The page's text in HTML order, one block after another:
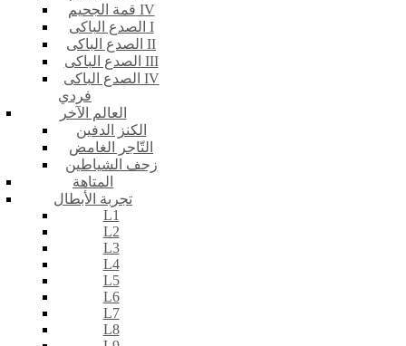
قمة الجحيم IV
الصدع الباكى I
الصدع الباكى II
الصدع الباكى III
الصدع الباكى IV
فردي
العالم الآخر
الكنز الدفين
التّاجر الغامض
زحف الشياطين
المتاهة
تجربة الأبطال
L1
L2
L3
L4
L5
L6
L7
L8